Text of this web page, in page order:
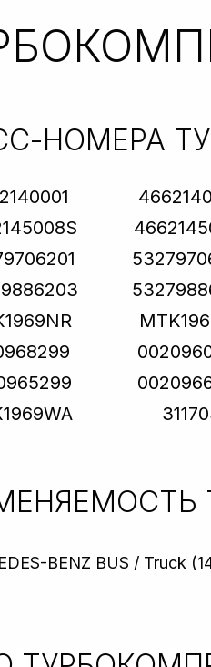
НОМЕРА
BENZ BUS / Truck